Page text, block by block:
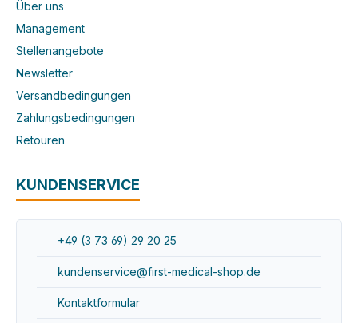
Über uns
Management
Stellenangebote
Newsletter
Versandbedingungen
Zahlungsbedingungen
Retouren
KUNDENSERVICE
+49 (3 73 69) 29 20 25
kundenservice@first-medical-shop.de
Kontaktformular